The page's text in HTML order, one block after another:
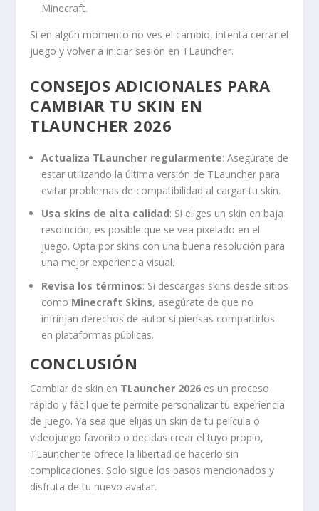
Minecraft.
Si en algún momento no ves el cambio, intenta cerrar el
juego y volver a iniciar sesión en TLauncher.
CONSEJOS ADICIONALES PARA
CAMBIAR TU SKIN EN
TLAUNCHER 2026
Actualiza TLauncher regularmente: Asegúrate de
estar utilizando la última versión de TLauncher para
evitar problemas de compatibilidad al cargar tu skin.
Usa skins de alta calidad: Si eliges un skin en baja
resolución, es posible que se vea pixelado en el
juego. Opta por skins con una buena resolución para
una mejor experiencia visual.
Revisa los términos: Si descargas skins desde sitios
como Minecraft Skins, asegúrate de que no
infrinjan derechos de autor si piensas compartirlos
en plataformas públicas.
CONCLUSIÓN
Cambiar de skin en TLauncher 2026 es un proceso
rápido y fácil que te permite personalizar tu experiencia
de juego. Ya sea que elijas un skin de tu película o
videojuego favorito o decidas crear el tuyo propio,
TLauncher te ofrece la libertad de hacerlo sin
complicaciones. Solo sigue los pasos mencionados y
disfruta de tu nuevo avatar.